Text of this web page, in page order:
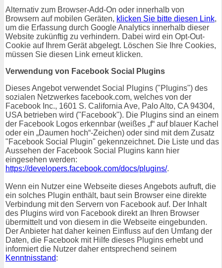
Alternativ zum Browser-Add-On oder innerhalb von
Browsern auf mobilen Geräten, klicken Sie bitte diesen Link,
um die Erfassung durch Google Analytics innerhalb dieser
Website zukünftig zu verhindern. Dabei wird ein Opt-Out-
Cookie auf Ihrem Gerät abgelegt. Löschen Sie Ihre Cookies,
müssen Sie diesen Link erneut klicken.
Verwendung von Facebook Social Plugins
Dieses Angebot verwendet Social Plugins ("Plugins") des
sozialen Netzwerkes facebook.com, welches von der
Facebook Inc., 1601 S. California Ave, Palo Alto, CA 94304,
USA betrieben wird ("Facebook"). Die Plugins sind an einem
der Facebook Logos erkennbar (weißes „f“ auf blauer Kachel
oder ein „Daumen hoch“-Zeichen) oder sind mit dem Zusatz
"Facebook Social Plugin" gekennzeichnet. Die Liste und das
Aussehen der Facebook Social Plugins kann hier
eingesehen werden:
https://developers.facebook.com/docs/plugins/.
Wenn ein Nutzer eine Webseite dieses Angebots aufruft, die
ein solches Plugin enthält, baut sein Browser eine direkte
Verbindung mit den Servern von Facebook auf. Der Inhalt
des Plugins wird von Facebook direkt an Ihren Browser
übermittelt und von diesem in die Webseite eingebunden.
Der Anbieter hat daher keinen Einfluss auf den Umfang der
Daten, die Facebook mit Hilfe dieses Plugins erhebt und
informiert die Nutzer daher entsprechend seinem
Kenntnisstand: